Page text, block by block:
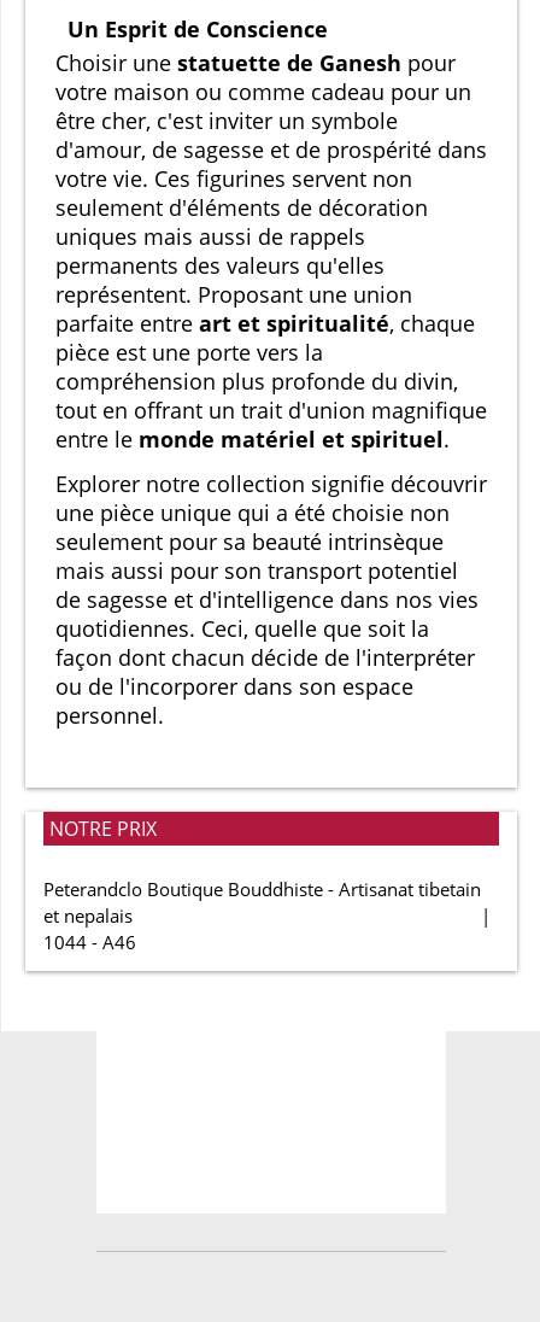
Un Esprit de Conscience
Choisir une statuette de Ganesh pour
votre maison ou comme cadeau pour un
être cher, c'est inviter un symbole
d'amour, de sagesse et de prospérité dans
votre vie. Ces figurines servent non
seulement d'éléments de décoration
uniques mais aussi de rappels
permanents des valeurs qu'elles
représentent. Proposant une union
parfaite entre art et spiritualité, chaque
pièce est une porte vers la
compréhension plus profonde du divin,
tout en offrant un trait d'union magnifique
entre le monde matériel et spirituel.
Explorer notre collection signifie découvrir
une pièce unique qui a été choisie non
seulement pour sa beauté intrinsèque
mais aussi pour son transport potentiel
de sagesse et d'intelligence dans nos vies
quotidiennes. Ceci, quelle que soit la
façon dont chacun décide de l'interpréter
ou de l'incorporer dans son espace
personnel.
NOTRE PRIX
Peterandclo Boutique Bouddhiste - Artisanat tibetain
et nepalais
1044 - A46